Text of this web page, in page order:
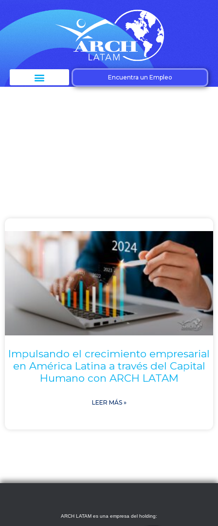
Encuentra un Empleo
Impulsando el crecimiento empresarial
en América Latina a través del Capital
Humano con ARCH LATAM
LEER MÁS »
ARCH LATAM es una empresa del holding: